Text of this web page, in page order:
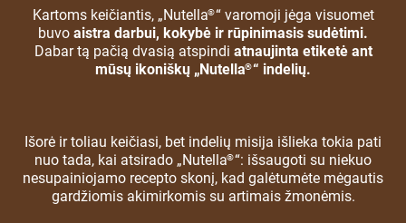
Kartoms keičiantis, „Nutella®“ varomoji jėga visuomet
buvo aistra darbui, kokybė ir rūpinimasis sudėtimi.
Dabar tą pačią dvasią atspindi atnaujinta etiketė ant
mūsų ikoniškų „Nutella®“ indelių.
Išorė ir toliau keičiasi, bet indelių misija išlieka tokia pati
nuo tada, kai atsirado „Nutella®“: išsaugoti su niekuo
nesupainiojamo recepto skonį, kad galėtumėte mėgautis
gardžiomis akimirkomis su artimais žmonėmis.